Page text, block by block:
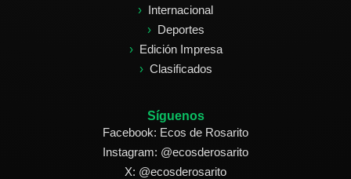
Internacional
Deportes
Edición Impresa
Clasificados
Síguenos
Facebook: Ecos de Rosarito
Instagram: @ecosderosarito
X: @ecosderosarito